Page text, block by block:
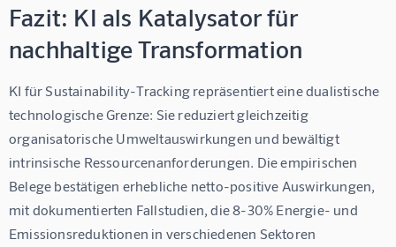
Fazit: KI als Katalysator für
nachhaltige Transformation
KI für Sustainability-Tracking repräsentiert eine dualistische
technologische Grenze: Sie reduziert gleichzeitig
organisatorische Umweltauswirkungen und bewältigt
intrinsische Ressourcenanforderungen. Die empirischen
Belege bestätigen erhebliche netto-positive Auswirkungen,
mit dokumentierten Fallstudien, die 8-30% Energie- und
Emissionsreduktionen in verschiedenen Sektoren